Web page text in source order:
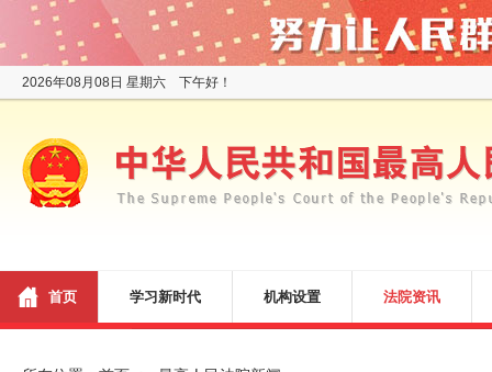
2026年08月08日 星期六 下午好！
首页 学习新时代 机构设置 法院资讯